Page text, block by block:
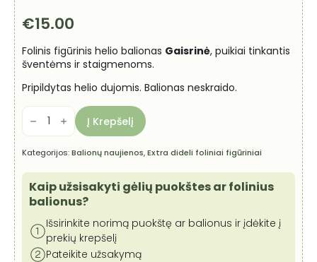
€15.00
Folinis figūrinis helio balionas Gaisrinė, puikiai tinkantis
šventėms ir staigmenoms.
Pripildytas helio dujomis. Balionas neskraido.
produkto
kiekis:
Helio
balionas
-
Gaisrinė
pastatoma,
106
88
cm
Į Krepšelį
Kategorijos:Balionų naujienos,Extra dideli foliniai figūriniai
Kaip užsisakyti gėlių puokštes ar folinius
balionus?
Išsirinkite norimą puokštę ar balionus ir įdėkite į
prekių krepšelį
Pateikite užsakymą